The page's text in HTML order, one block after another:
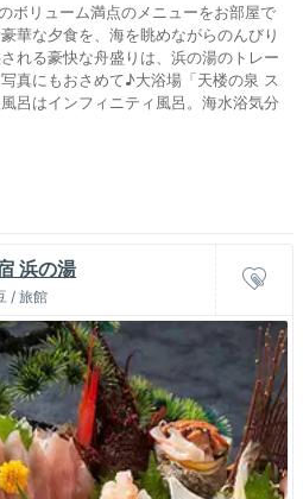
ボリューム満点のメニューをお部屋で
華な夕食を、海を眺めながらのんびり
れる豪快な舟盛りは、浜の湯のトレー
真にもおさめて♪大浴場「天楼の泉 ス
呂はインフィニティ風呂。海水浴気分
浜の湯
/ 旅館